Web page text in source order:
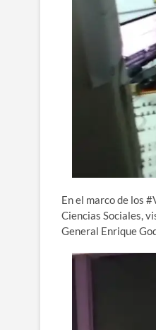
En el marco de los
Ciencias Sociales,
General Enrique